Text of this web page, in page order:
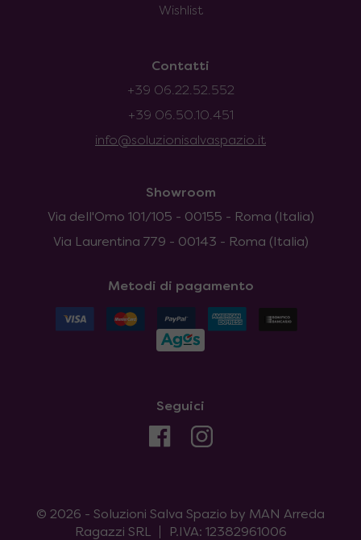
Wishlist
Contatti
+39 06.22.52.552
+39 06.50.10.451
info@soluzionisalvaspazio.it
Showroom
Via dell'Omo 101/105 - 00155 - Roma (Italia)
Via Laurentina 779 - 00143 - Roma (Italia)
Metodi di pagamento
Seguici
© 2026 - Soluzioni Salva Spazio by MAN Arreda
Ragazzi SRL
P.IVA: 12382961006